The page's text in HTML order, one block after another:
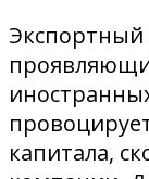
капитала,